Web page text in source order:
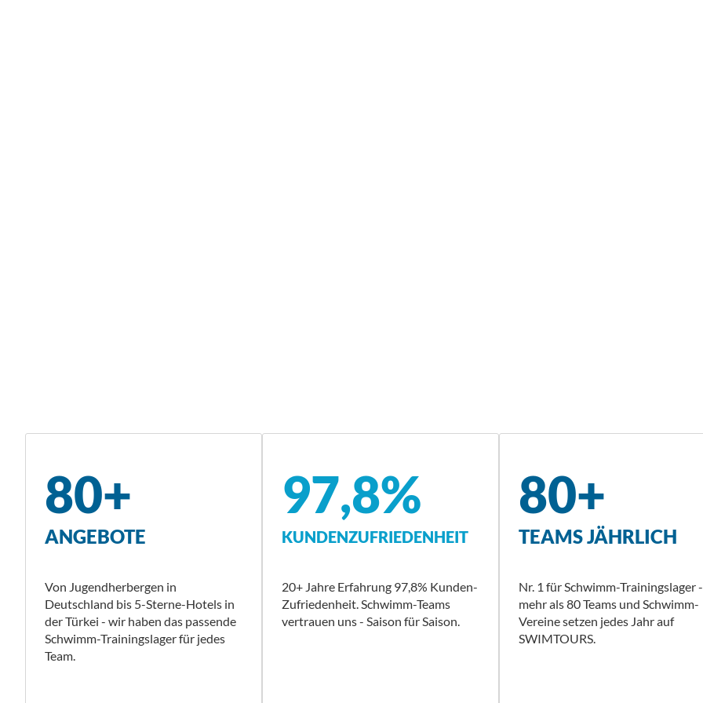
80+
ANGEBOTE
Von Jugendherbergen in
Deutschland bis 5-Sterne-Hotels in
der Türkei - wir haben das passende
Schwimm-Trainingslager für jedes
Team.
97,8%
KUNDENZUFRIEDENHEIT
20+ Jahre Erfahrung 97,8% Kunden-
Zufriedenheit. Schwimm-Teams
vertrauen uns - Saison für Saison.
80+
TEAMS JÄHRLICH
Nr. 1 für Schwimm-Trainingslager -
mehr als 80 Teams und Schwimm-
Vereine setzen jedes Jahr auf
SWIMTOURS.